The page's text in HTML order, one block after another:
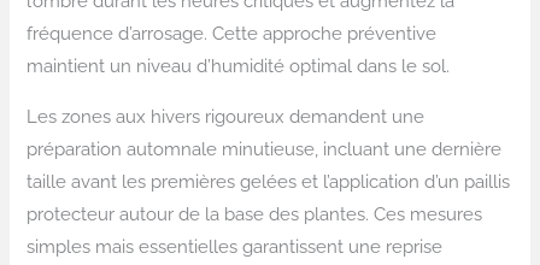
fréquence d’arrosage. Cette approche préventive
maintient un niveau d’humidité optimal dans le sol.
Les zones aux hivers rigoureux demandent une
préparation automnale minutieuse, incluant une dernière
taille avant les premières gelées et l’application d’un paillis
protecteur autour de la base des plantes. Ces mesures
simples mais essentielles garantissent une reprise